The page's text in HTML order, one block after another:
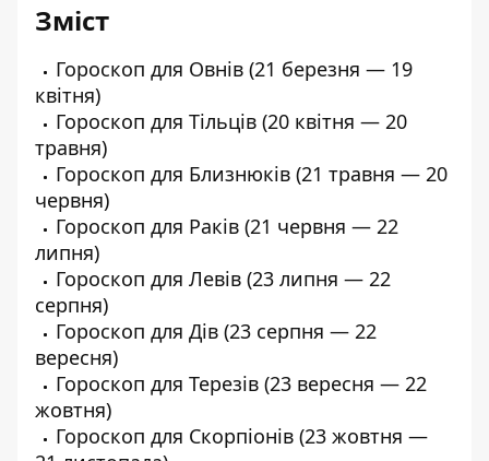
Зміст
Гороскоп для Овнів (21 березня — 19
квітня)
Гороскоп для Тільців (20 квітня — 20
травня)
Гороскоп для Близнюків (21 травня — 20
червня)
Гороскоп для Раків (21 червня — 22
липня)
Гороскоп для Левів (23 липня — 22
серпня)
Гороскоп для Дів (23 серпня — 22
вересня)
Гороскоп для Терезів (23 вересня — 22
жовтня)
Гороскоп для Скорпіонів (23 жовтня —